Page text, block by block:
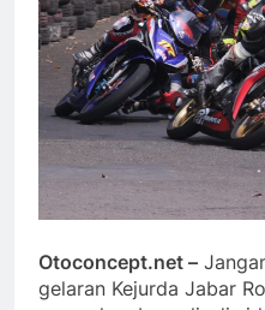
Otoconcept.net –
gelaran Kejurda Jabar